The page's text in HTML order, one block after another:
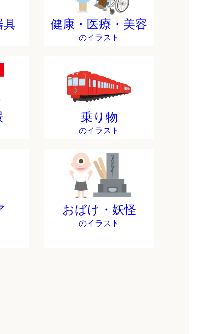
具 健康・医療・美容
のイラスト
乗り物
のイラスト
おばけ・妖怪
のイラスト